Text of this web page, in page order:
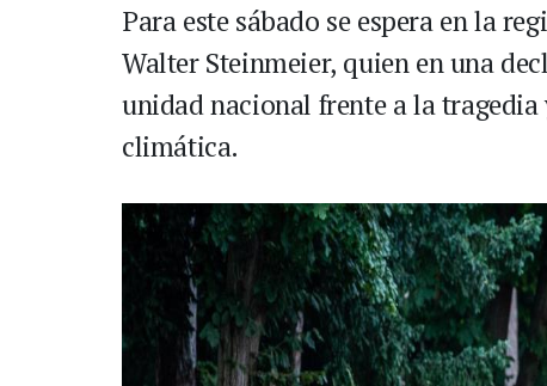
Para este sábado se espera en la
Walter Steinmeier, quien en una
unidad nacional frente a la
climática.